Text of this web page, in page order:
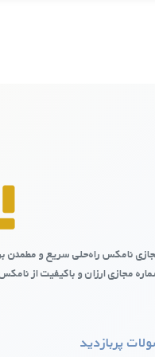
چالش‌ها و
مجازی ارزان
نامکس راه‌حلی سریع و مطمئن
مجازی ارزان و باکیفیت از
پربازدید